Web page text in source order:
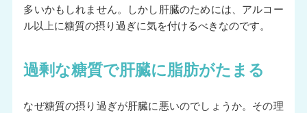
多いかもしれません。しかし肝臓のためには、アルコー
ル以上に糖質の摂り過ぎに気を付けるべきなのです。
過剰な糖質で肝臓に脂肪がたまる
なぜ糖質の摂り過ぎが肝臓に悪いのでしょうか。その理